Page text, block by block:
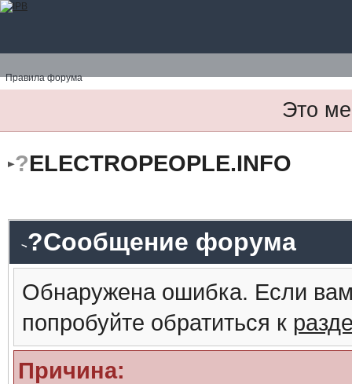
Правила форума
Это
?ELECTROPEOPLE.INFO
?Сообщение форума
Обнаружена ошибка. Если
попробуйте обратиться к
Причина: